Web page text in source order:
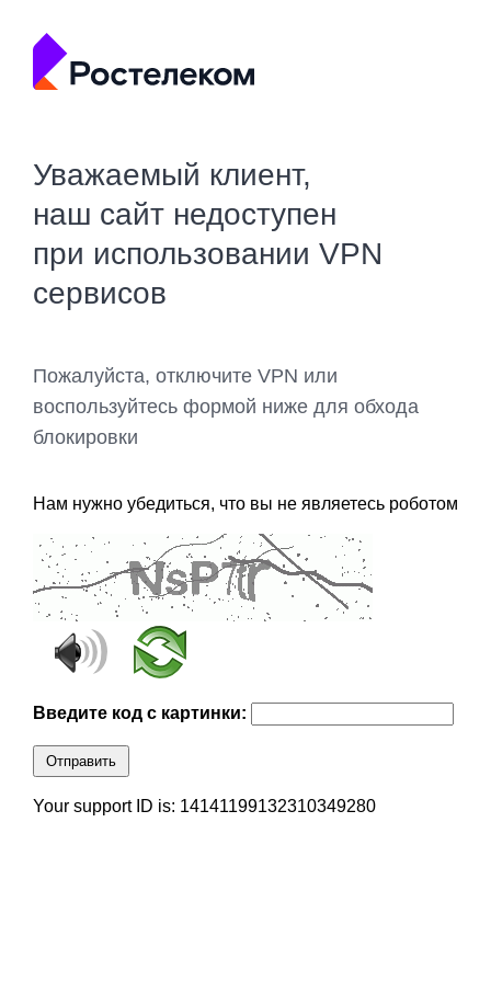
Уважаемый клиент,
наш сайт недоступен
при использовании VPN
сервисов
Пожалуйста, отключите VPN или
воспользуйтесь формой ниже для обхода
блокировки
Нам нужно убедиться, что вы не являетесь роботом
Введите код с картинки:
Отправить
Your support ID is: 14141199132310349280